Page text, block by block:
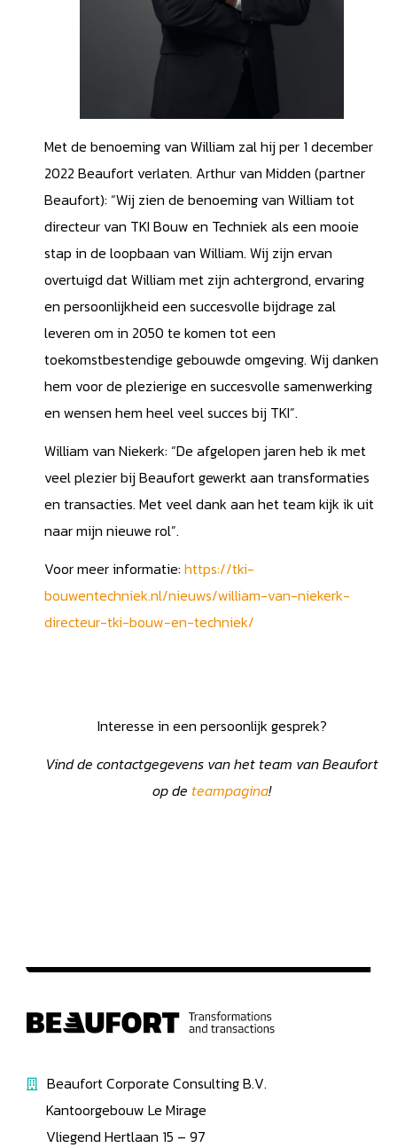
Met de benoeming van William zal hij per 1 december
2022 Beaufort verlaten. Arthur van Midden (partner
Beaufort): “Wij zien de benoeming van William tot
directeur van TKI Bouw en Techniek als een mooie
stap in de loopbaan van William. Wij zijn ervan
overtuigd dat William met zijn achtergrond, ervaring
en persoonlijkheid een succesvolle bijdrage zal
leveren om in 2050 te komen tot een
toekomstbestendige gebouwde omgeving. Wij danken
hem voor de plezierige en succesvolle samenwerking
en wensen hem heel veel succes bij TKI”.
William van Niekerk: “De afgelopen jaren heb ik met
veel plezier bij Beaufort gewerkt aan transformaties
en transacties. Met veel dank aan het team kijk ik uit
naar mijn nieuwe rol”.
Voor meer informatie: https://tki-
bouwentechniek.nl/nieuws/william-van-niekerk-
directeur-tki-bouw-en-techniek/
Interesse in een persoonlijk gesprek?
Vind de contactgegevens van het team van Beaufort
op de teampagina!
Beaufort Corporate Consulting B.V.
Kantoorgebouw Le Mirage
Vliegend Hertlaan 15 – 97